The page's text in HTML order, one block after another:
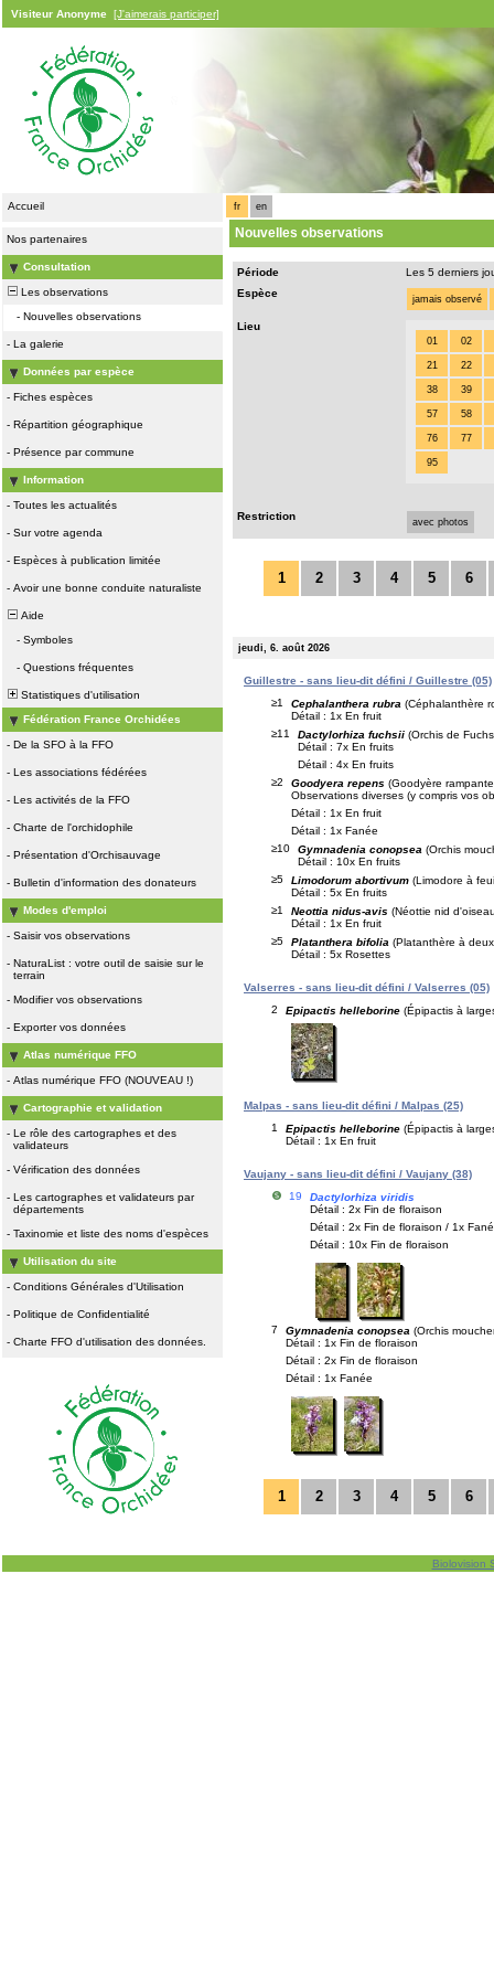
Visiteur Anonyme [J'aimerais participer]
Accueil
Nos partenaires
Consultation
Les observations
- Nouvelles observations
- La galerie
Données par espèce
- Fiches espèces
- Répartition géographique
- Présence par commune
Information
- Toutes les actualités
- Sur votre agenda
- Espèces à publication limitée
- Avoir une bonne conduite naturaliste
Aide
- Symboles
- Questions fréquentes
Statistiques d'utilisation
Fédération France Orchidées
- De la SFO à la FFO
- Les associations fédérées
- Les activités de la FFO
- Charte de l'orchidophile
- Présentation d'Orchisauvage
- Bulletin d'information des donateurs
Modes d'emploi
- Saisir vos observations
- NaturaList : votre outil de saisie sur le
terrain
- Modifier vos observations
- Exporter vos données
Atlas numérique FFO
- Atlas numérique FFO (NOUVEAU !)
Cartographie et validation
- Le rôle des cartographes et des
validateurs
- Vérification des données
- Les cartographes et validateurs par
départements
- Taxinomie et liste des noms d'espèces
Utilisation du site
- Conditions Générales d'Utilisation
- Politique de Confidentialité
- Charte FFO d'utilisation des données.
fr en
Nouvelles observations
Période
Les 5 derniers
Espèce
jamais observé
Lieu
01 02
21 22
38 39
57 58
76 77
95
Restriction avec photos
1 2 3 4 5 6
jeudi, 6. août 2026
Guillestre - sans lieu-dit défini / Guillestre (05)
≥1
Cephalanthera rubra (Céphalanthère
Détail : 1x En fruit
≥11
Dactylorhiza fuchsii (Orchis de
Détail : 7x En fruits
Détail : 4x En fruits
≥2
Goodyera repens (Goodyère
Observations diverses (y compris vos
Détail : 1x En fruit
Détail : 1x Fanée
≥10
Gymnadenia conopsea (Orchis
Détail : 10x En fruits
≥5
Limodorum abortivum (Limodore à
Détail : 5x En fruits
≥1
Neottia nidus-avis (Néottie nid
Détail : 1x En fruit
≥5
Platanthera bifolia (Platanthère à
Détail : 5x Rosettes
Valserres - sans lieu-dit défini / Valserres (05)
2
Epipactis helleborine (Épipactis à
Malpas - sans lieu-dit défini / Malpas (25)
1
Epipactis helleborine (Épipactis à
Détail : 1x En fruit
Vaujany - sans lieu-dit défini / Vaujany (38)
19
Dactylorhiza viridis
Détail : 2x Fin de floraison
Détail : 2x Fin de floraison / 1x
Détail : 10x Fin de floraison
7 Gymnadenia conopsea (Orchis
Détail : 1x Fin de floraison
Détail : 2x Fin de floraison
Détail : 1x Fanée
1 2 3 4 5 6
Biolovision